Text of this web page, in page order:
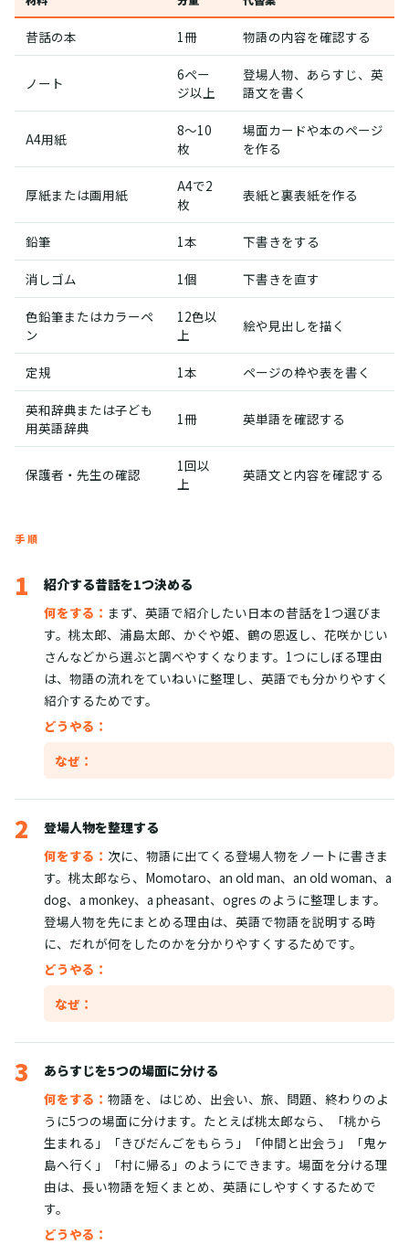
昔話の本 1冊 物語の内容を確認する
ノート
6ペー
ジ以上
登場人物、あらすじ、英
語文を書く
A4用紙
8〜10
枚
場面カードや本のページ
を作る
厚紙または画用紙
A4で2
枚
表紙と裏表紙を作る
鉛筆 1本 下書きをする
消しゴム 1個 下書きを直す
色鉛筆またはカラーペ
ン
12色以
上
絵や見出しを描く
定規 1本 ページの枠や表を書く
英和辞典または子ども
用英語辞典
1冊 英単語を確認する
保護者・先生の確認
1回以
上
英語文と内容を確認する
手順
1
紹介する昔話を1つ決める
何をする： まず、英語で紹介したい日本の昔話を1つ選びま
す。桃太郎、浦島太郎、かぐや姫、鶴の恩返し、花咲かじい
さんなどから選ぶと調べやすくなります。1つにしぼる理由
は、物語の流れをていねいに整理し、英語でも分かりやすく
紹介するためです。
どうやる：
なぜ：
2
登場人物を整理する
何をする： 次に、物語に出てくる登場人物をノートに書きま
す。桃太郎なら、Momotaro、an old man、an old woman、a
dog、a monkey、a pheasant、ogres のように整理します。
登場人物を先にまとめる理由は、英語で物語を説明する時
に、だれが何をしたのかを分かりやすくするためです。
どうやる：
なぜ：
3
あらすじを5つの場面に分ける
何をする： 物語を、はじめ、出会い、旅、問題、終わりのよ
うに5つの場面に分けます。たとえば桃太郎なら、「桃から
生まれる」「きびだんごをもらう」「仲間と出会う」「鬼ヶ
島へ行く」「村に帰る」のようにできます。場面を分ける理
由は、長い物語を短くまとめ、英語にしやすくするためで
す。
どうやる：